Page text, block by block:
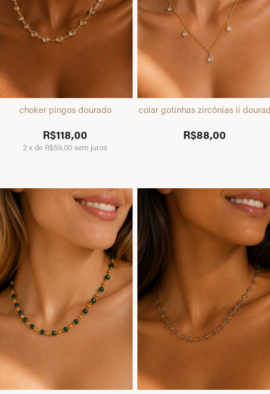
choker pingos dourado
R$118,00
2 xde R$59,00sem juros
colar gotinhas zircônias ii
R$88,00